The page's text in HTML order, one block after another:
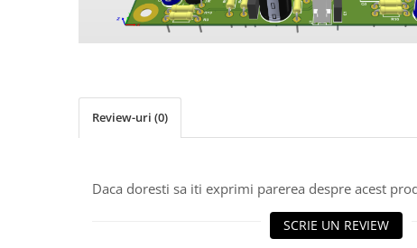
Osciloscoape FLUKE
Osciloscoape GW INSTEK
Osciloscoape KEYSIGHT
Osciloscoape OWON
Osciloscoape ROHDE & SCHWARZ
Review-uri (0)
Daca doresti sa iti exprimi parerea despre acest
SCRIE UN REVIEW